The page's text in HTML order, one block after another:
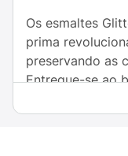
Os esmaltes
prima
preservando as
Entregue-se ao